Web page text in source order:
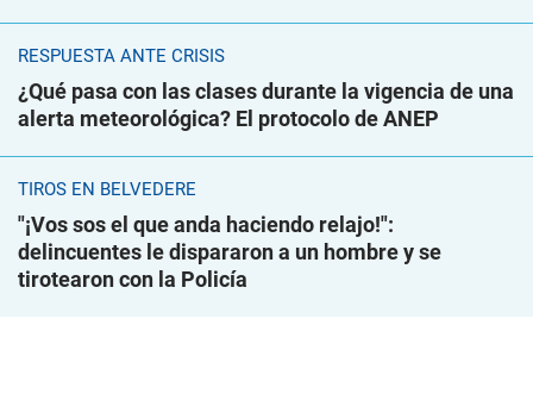
RESPUESTA ANTE CRISIS
¿Qué pasa con las clases durante la vigencia de una
alerta meteorológica? El protocolo de ANEP
TIROS EN BELVEDERE
"¡Vos sos el que anda haciendo relajo!":
delincuentes le dispararon a un hombre y se
tirotearon con la Policía